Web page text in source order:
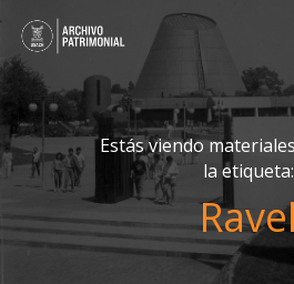
Estás viendo
la etiqueta: